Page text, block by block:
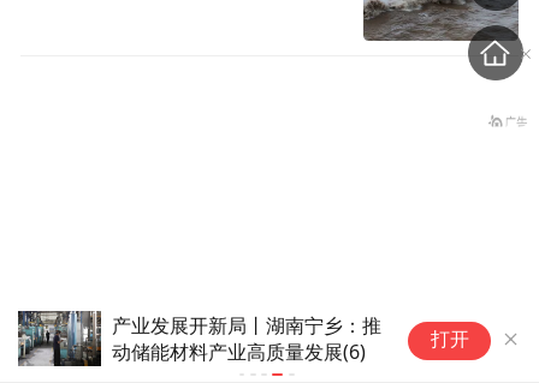
产业发展开新局丨湖南宁乡：推
动储能材料产业高质量发展(6)
打开